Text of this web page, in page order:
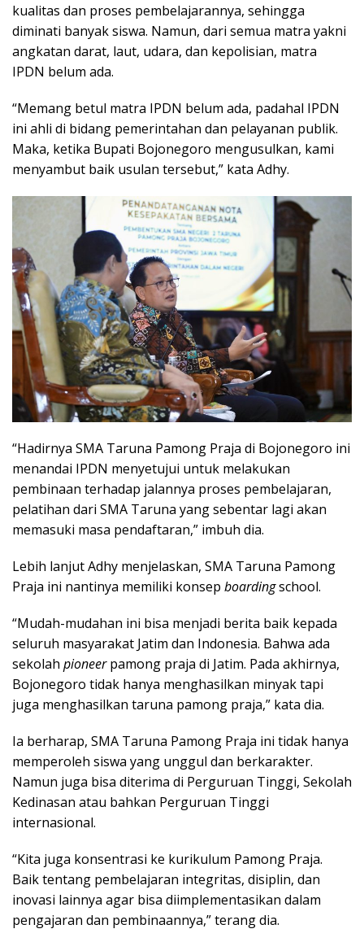
kualitas dan proses pembelajarannya, sehingga
diminati banyak siswa. Namun, dari semua matra yakni
angkatan darat, laut, udara, dan kepolisian, matra
IPDN belum ada.
“Memang betul matra IPDN belum ada, padahal IPDN
ini ahli di bidang pemerintahan dan pelayanan publik.
Maka, ketika Bupati Bojonegoro mengusulkan, kami
menyambut baik usulan tersebut,” kata Adhy.
“Hadirnya SMA Taruna Pamong Praja di Bojonegoro ini
menandai IPDN menyetujui untuk melakukan
pembinaan terhadap jalannya proses pembelajaran,
pelatihan dari SMA Taruna yang sebentar lagi akan
memasuki masa pendaftaran,” imbuh dia.
Lebih lanjut Adhy menjelaskan, SMA Taruna Pamong
Praja ini nantinya memiliki konsep boardingschool.
“Mudah-mudahan ini bisa menjadi berita baik kepada
seluruh masyarakat Jatim dan Indonesia. Bahwa ada
sekolah pioneerpamong praja di Jatim. Pada akhirnya,
Bojonegoro tidak hanya menghasilkan minyak tapi
juga menghasilkan taruna pamong praja,” kata dia.
Ia berharap, SMA Taruna Pamong Praja ini tidak hanya
memperoleh siswa yang unggul dan berkarakter.
Namun juga bisa diterima di Perguruan Tinggi, Sekolah
Kedinasan atau bahkan Perguruan Tinggi
internasional.
“Kita juga konsentrasi ke kurikulum Pamong Praja.
Baik tentang pembelajaran integritas, disiplin, dan
inovasi lainnya agar bisa diimplementasikan dalam
pengajaran dan pembinaannya,” terang dia.